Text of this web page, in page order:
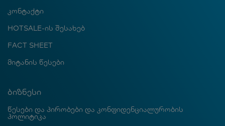
კონტაქტი
HOTSALE-ის შესახებ
FACT SHEET
მიტანის წესები
ბიზნესი
წესები და პირობები და კონფიდენციალურობის
პოლიტიკა